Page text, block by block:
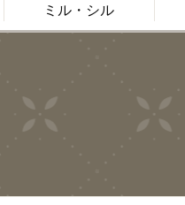
ミル・シル